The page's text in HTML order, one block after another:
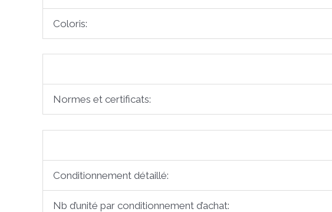
Coloris:
Normes et certificats:
Conditionnement détaillé:
Nb d’unité par conditionnement d’achat: